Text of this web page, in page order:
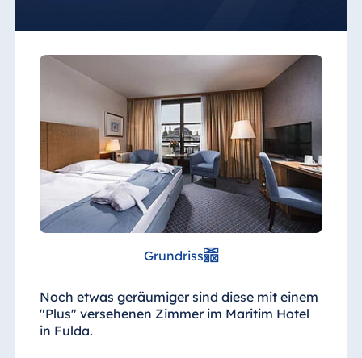
Grundriss
Noch etwas geräumiger sind diese mit einem
"Plus" versehenen Zimmer im Maritim Hotel
in Fulda.